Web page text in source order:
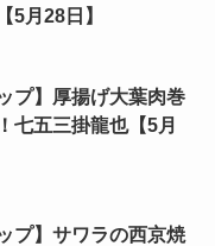
5月28日】
プ】厚揚げ大葉肉巻
七五三掛龍也【5月
プ】サワラの西京焼